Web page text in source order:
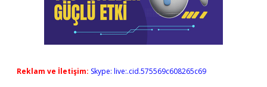
Reklam ve İletişim: Skype: live:.cid.575569c608265c69